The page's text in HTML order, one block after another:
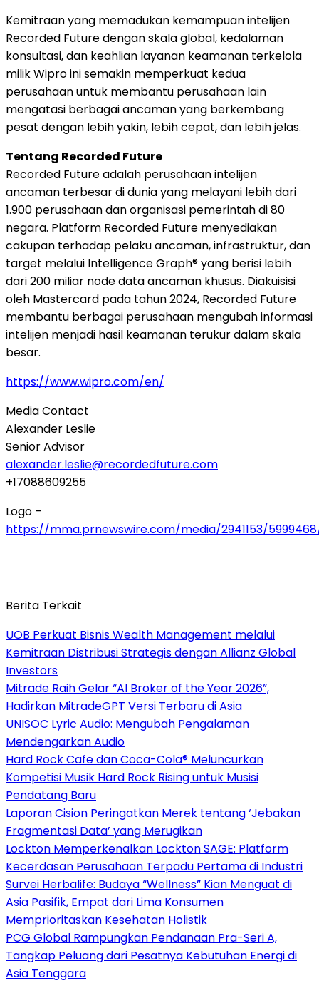
Kemitraan yang memadukan kemampuan intelijen
Recorded Future dengan skala global, kedalaman
konsultasi, dan keahlian layanan keamanan terkelola
milik Wipro ini semakin memperkuat kedua
perusahaan untuk membantu perusahaan lain
mengatasi berbagai ancaman yang berkembang
pesat dengan lebih yakin, lebih cepat, dan lebih jelas.
Tentang Recorded Future
Recorded Future adalah perusahaan intelijen
ancaman terbesar di dunia yang melayani lebih dari
1.900 perusahaan dan organisasi pemerintah di 80
negara. Platform Recorded Future menyediakan
cakupan terhadap pelaku ancaman, infrastruktur, dan
target melalui Intelligence Graph® yang berisi lebih
dari 200 miliar node data ancaman khusus. Diakuisisi
oleh Mastercard pada tahun 2024, Recorded Future
membantu berbagai perusahaan mengubah informasi
intelijen menjadi hasil keamanan terukur dalam skala
besar.
https://www.wipro.com/en/
Media Contact
Alexander Leslie
Senior Advisor
alexander.leslie@recordedfuture.com
+17088609255
Logo –
https://mma.prnewswire.com/media/2941153/
Berita Terkait
UOB Perkuat Bisnis Wealth Management melalui
Kemitraan Distribusi Strategis dengan Allianz Global
Investors
Mitrade Raih Gelar “AI Broker of the Year 2026”,
Hadirkan MitradeGPT Versi Terbaru di Asia
UNISOC Lyric Audio: Mengubah Pengalaman
Mendengarkan Audio
Hard Rock Cafe dan Coca-Cola® Meluncurkan
Kompetisi Musik Hard Rock Rising untuk Musisi
Pendatang Baru
Laporan Cision Peringatkan Merek tentang ‘Jebakan
Fragmentasi Data’ yang Merugikan
Lockton Memperkenalkan Lockton SAGE: Platform
Kecerdasan Perusahaan Terpadu Pertama di Industri
Survei Herbalife: Budaya “Wellness” Kian Menguat di
Asia Pasifik, Empat dari Lima Konsumen
Memprioritaskan Kesehatan Holistik
PCG Global Rampungkan Pendanaan Pra-Seri A,
Tangkap Peluang dari Pesatnya Kebutuhan Energi di
Asia Tenggara